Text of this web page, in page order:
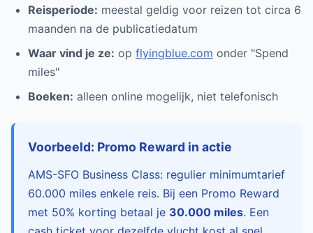
Reisperiode: meestal geldig voor reizen tot circa 6
maanden na de publicatiedatum
Waar vind je ze: op flyingblue.com onder "Spend
miles"
Boeken: alleen online mogelijk, niet telefonisch
Voorbeeld: Promo Reward in actie
AMS-SFO Business Class: regulier minimumtarief
60.000 miles enkele reis. Bij een Promo Reward
met 50% korting betaal je 30.000 miles. Een